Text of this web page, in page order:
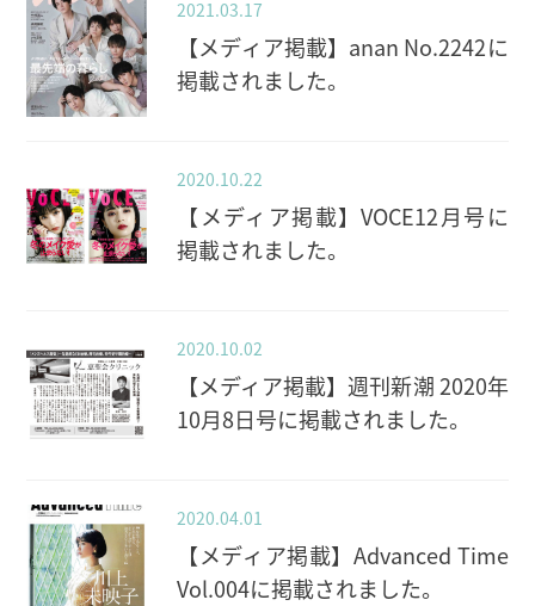
2021.03.17
【メディア掲載】anan No.2242に
掲載されました。
2020.10.22
【メディア掲載】VOCE12月号に
掲載されました。
2020.10.02
【メディア掲載】週刊新潮 2020年
10月8日号に掲載されました。
2020.04.01
【メディア掲載】Advanced Time
Vol.004に掲載されました。